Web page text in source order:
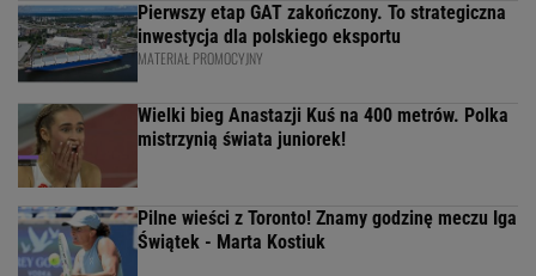
Pierwszy etap GAT zakończony. To strategiczna
inwestycja dla polskiego eksportu
MATERIAŁ PROMOCYJNY
Wielki bieg Anastazji Kuś na 400 metrów. Polka
mistrzynią świata juniorek!
Pilne wieści z Toronto! Znamy godzinę meczu Iga
Świątek - Marta Kostiuk